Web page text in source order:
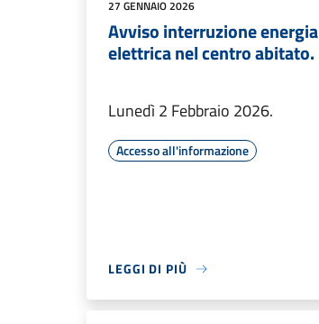
27 GENNAIO 2026
Avviso interruzione energia
elettrica nel centro abitato.
Lunedì 2 Febbraio 2026.
Accesso all'informazione
LEGGI DI PIÙ